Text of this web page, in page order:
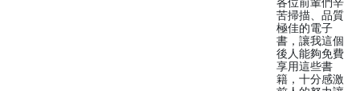
苦掃描、品質
極佳的電子
書，讓我這個
後人能夠免費
享用這些書
籍，十分感激